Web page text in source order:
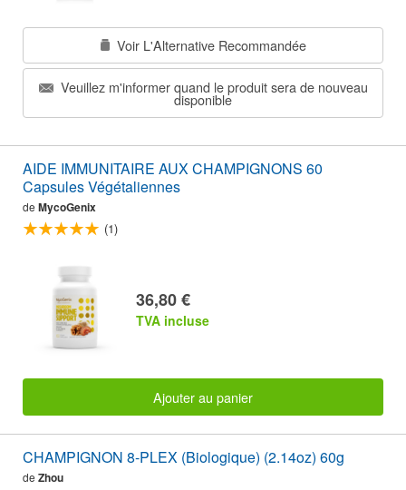
Voir L'Alternative Recommandée
Veuillez m'informer quand le produit sera de nouveau
disponible
AIDE IMMUNITAIRE AUX CHAMPIGNONS 60
Capsules Végétaliennes
de MycoGenix
(1)
36,80 €
TVA incluse
Ajouter au panier
CHAMPIGNON 8-PLEX (Biologique) (2.14oz) 60g
de Zhou